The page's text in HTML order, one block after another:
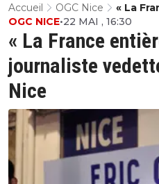
Accueil OGC Nice
« La
Nice
« La France
journaliste
Nice
OGC NICE•22 MAI , 16:30